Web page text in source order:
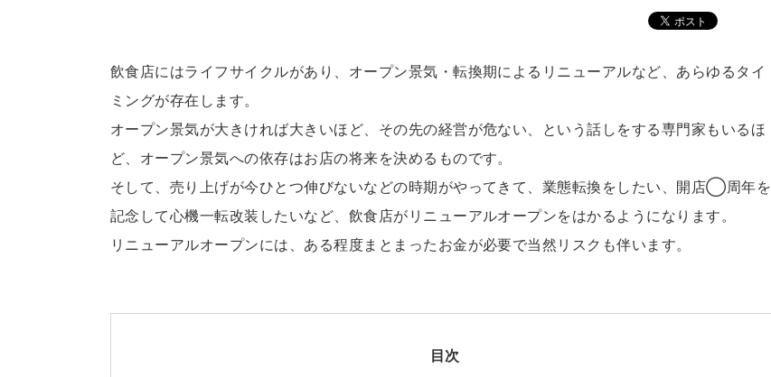
飲食店にはライフサイクルがあり、オープン景気・転換期によるリニューアルなど、あらゆるタイ
ミングが存在します。
オープン景気が大きければ大きいほど、その先の経営が危ない、という話しをする専門家もいるほ
ど、オープン景気への依存はお店の将来を決めるものです。
そして、売り上げが今ひとつ伸びないなどの時期がやってきて、業態転換をしたい、開店◯周年を
記念して心機一転改装したいなど、飲食店がリニューアルオープンをはかるようになります。
リニューアルオープンには、ある程度まとまったお金が必要で当然リスクも伴います。
目次